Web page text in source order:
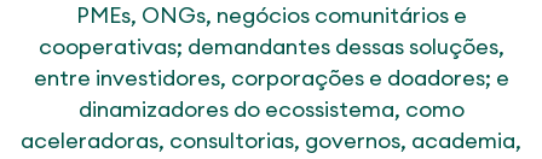
PMEs, ONGs, negócios comunitários e
cooperativas; demandantes dessas soluções,
entre investidores, corporações e doadores; e
dinamizadores do ecossistema, como
aceleradoras, consultorias, governos, academia,